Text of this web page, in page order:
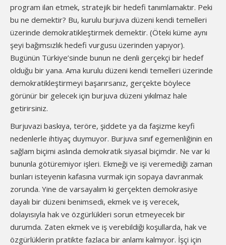
program ilan etmek, stratejik bir hedefi tanımlamaktır. Peki
bu ne demektir? Bu, kurulu burjuva düzeni kendi temelleri
üzerinde demokratikleştirmek demektir. (Öteki küme aynı
şeyi bağımsızlık hedefi vurgusu üzerinden yapıyor).
Bugünün Türkiye’sinde bunun ne denli gerçekçi bir hedef
olduğu bir yana. Ama kurulu düzeni kendi temelleri üzerinde
demokratikleştirmeyi başarırsanız, gerçekte böylece
görünür bir gelecek için burjuva düzeni yıkılmaz hale
getirirsiniz.
Burjuvazi baskıya, teröre, şiddete ya da faşizme keyfi
nedenlerle ihtiyaç duymuyor. Burjuva sınıf egemenliğinin en
sağlam biçimi aslında demokratik siyasal biçimdir. Ne var ki
bununla götüremiyor işleri. Ekmeği ve işi veremediği zaman
bunları isteyenin kafasına vurmak için sopaya davranmak
zorunda. Yine de varsayalım ki gerçekten demokrasiye
dayalı bir düzeni benimsedi, ekmek ve iş verecek,
dolayısıyla hak ve özgürlükleri sorun etmeyecek bir
durumda. Zaten ekmek ve iş verebildiği koşullarda, hak ve
özgürlüklerin pratikte fazlaca bir anlamı kalmıyor. İşçi için